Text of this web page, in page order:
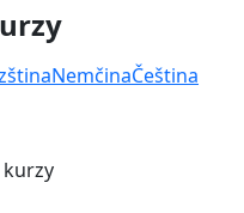
NemčinaČeština